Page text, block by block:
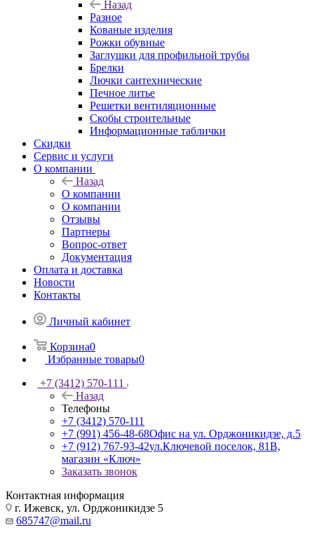
Назад
Разное
Кованые изделия
Рожки обувные
Заглушки для профильной трубы
Брелки
Лючки сантехнические
Печное литье
Решетки вентиляционные
Скобы строительные
Информационные таблички
Скидки
Сервис и услуги
О компании
Назад
О компании
О компании
Отзывы
Партнеры
Вопрос-ответ
Документация
Оплата и доставка
Новости
Контакты
Личный кабинет
Корзина0
Избранные товары0
+7 (3412) 570-111
Назад
Телефоны
+7 (3412) 570-111
+7 (991) 456-48-68Офис на ул. Орджоникидзе, д.5
+7 (912) 767-93-42ул.Ключевой поселок, 81В,
магазин «Ключ»
Заказать звонок
Контактная информация
г. Ижевск, ул. Орджоникидзе 5
685747@mail.ru